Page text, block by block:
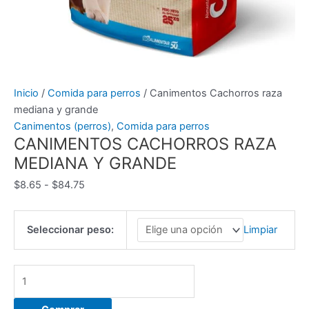
Inicio / Comida para perros / Canimentos Cachorros raza
mediana y grande
Canimentos (perros), Comida para perros
CANIMENTOS CACHORROS RAZA
MEDIANA Y GRANDE
$8.65 - $84.75
desde
$8.65
hasta
Seleccionar peso: Limpiar
Cachorros